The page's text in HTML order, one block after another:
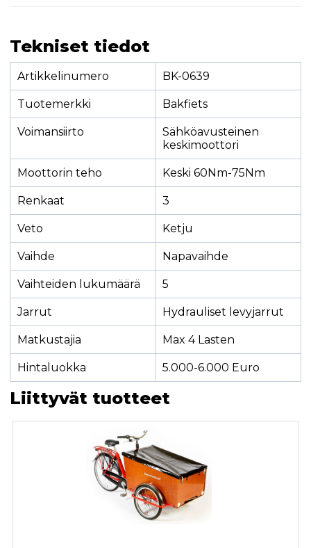
Tekniset tiedot
Artikkelinumero BK-0639
Tuotemerkki Bakfiets
Voimansiirto
Sähköavusteinen
keskimoottori
Moottorin teho Keski 60Nm-75Nm
Renkaat 3
Veto Ketju
Vaihde Napavaihde
Vaihteiden lukumäärä 5
Jarrut Hydrauliset levyjarrut
Matkustajia Max 4 Lasten
Hintaluokka 5.000-6.000 Euro
Liittyvät tuotteet